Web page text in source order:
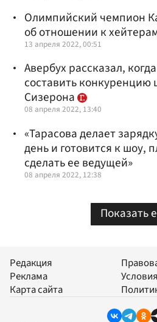
Олимпийский чемпион
об отношении к
13 апреля 2022, 00:51
Авербух рассказал,
составить
Сизерона
08 апреля 2022, 13:40
«Тарасова делает
день и готовится к шоу,
сделать ее ведущей»
08 апреля 2022, 12:38
Показать
Редакция
Реклама
Карта сайта